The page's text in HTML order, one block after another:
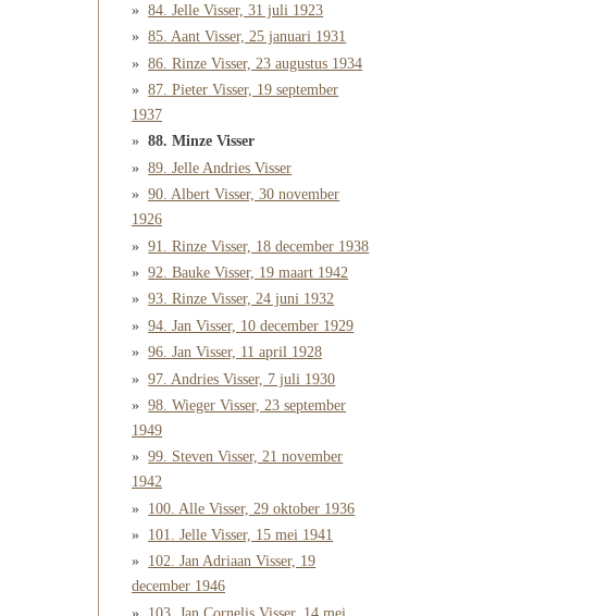
84. Jelle Visser, 31 juli 1923
85. Aant Visser, 25 januari 1931
86. Rinze Visser, 23 augustus 1934
87. Pieter Visser, 19 september
1937
88. Minze Visser
89. Jelle Andries Visser
90. Albert Visser, 30 november
1926
91. Rinze Visser, 18 december 1938
92. Bauke Visser, 19 maart 1942
93. Rinze Visser, 24 juni 1932
94. Jan Visser, 10 december 1929
96. Jan Visser, 11 april 1928
97. Andries Visser, 7 juli 1930
98. Wieger Visser, 23 september
1949
99. Steven Visser, 21 november
1942
100. Alle Visser, 29 oktober 1936
101. Jelle Visser, 15 mei 1941
102. Jan Adriaan Visser, 19
december 1946